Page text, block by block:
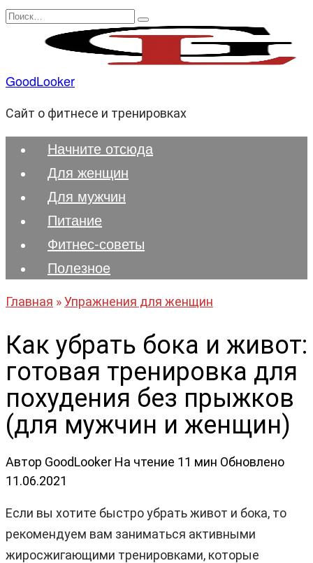
Перейти
содержанию
Search
GoodLooker
Сайт о фитнесе и тренировках
Начните отсюда
Для женщин
Для мужчин
Питание
Фитнес-советы
Полезноe
Главная »Упражнения для женщин
Как убрать бока и живот:
готовая тренировка для
похудения без прыжков
(для мужчин и женщин)
Автор GoodLooker На чтение 11 мин Обновлено
11.06.2021
Если вы хотите быстро убрать живот и бока, то
рекомендуем вам заниматься активными
жиросжигающими тренировками, которые